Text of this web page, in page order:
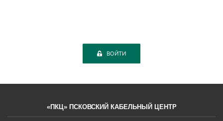
ВОЙТИ
«ПКЦ» ПСКОВСКИЙ КАБЕЛЬНЫЙ ЦЕНТР